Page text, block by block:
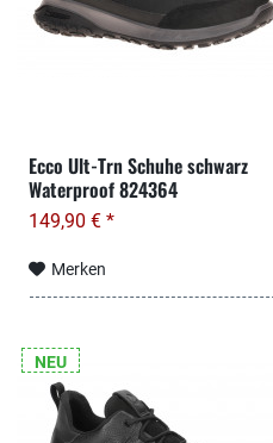
Ecco Ult-Trn Schuhe schwarz
Waterproof 824364
149,90 € *
Merken
NEU